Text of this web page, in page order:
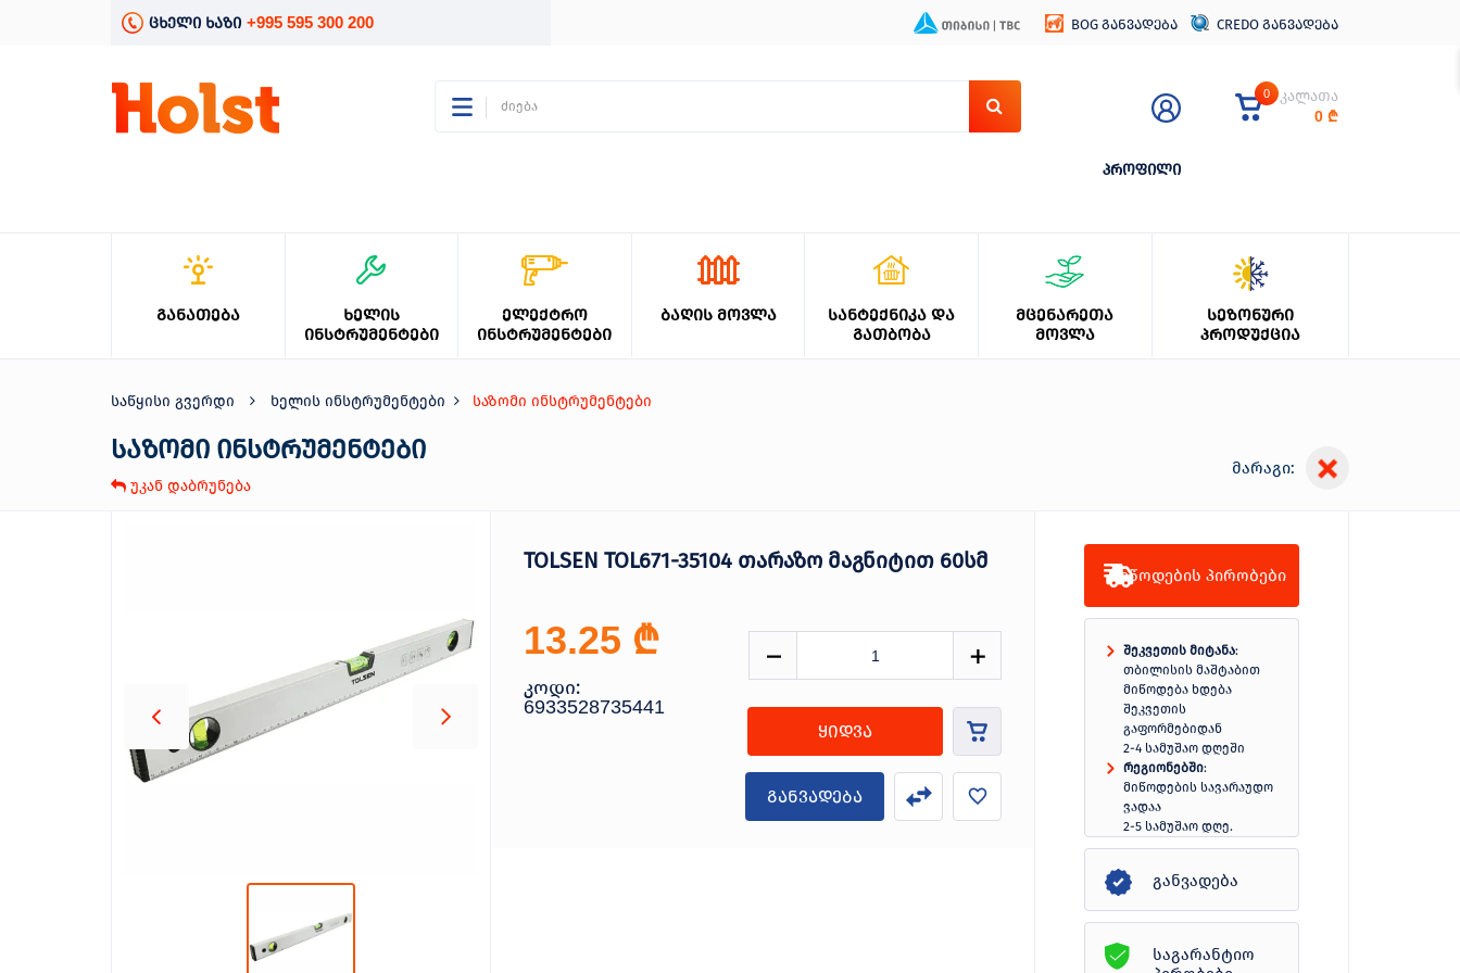
ცხელი ხაზი +995 595 300 200 BOG განვადება CREDO განვადება
პროფილი
0 კალათა
0 ₾
ᲒᲐᲜᲐᲗᲔᲑᲐ
ᲮᲔᲚᲘᲡ
ᲘᲜᲡᲢᲠᲣᲛᲔᲜᲢᲔᲑᲘ
ᲔᲚᲔᲥᲢᲠᲝ
ᲘᲜᲡᲢᲠᲣᲛᲔᲜᲢᲔᲑᲘ
ᲑᲐᲦᲘᲡ ᲛᲝᲕᲚᲐ
ᲡᲐᲜᲢᲔᲥᲜᲘᲙᲐ ᲓᲐ
ᲒᲐᲗᲑᲝᲑᲐ
ᲛᲪᲔᲜᲐᲠᲔᲗᲐ
ᲛᲝᲕᲚᲐ
ᲡᲔᲖᲝᲜᲣᲠᲘ
ᲞᲠᲝᲓᲣᲥᲪᲘᲐ
საწყისი გვერდი ხელის ინსტრუმენტები საზომი ინსტრუმენტები
საზომი ინსტრუმენტები
უკან დაბრუნება
მარაგი:
TOLSEN TOL671-35104 თარაზო მაგნიტით 60სმ
13.25 ₾
კოდი:
6933528735441
ყიდვა
განვადება
მიწოდების პირობები
შეკვეთის მიტანა:
თბილისის მაშტაბით
მიწოდება ხდება
შეკვეთის
გაფორმებიდან
2-4 სამუშაო დღეში
რეგიონებში:
მიწოდების სავარაუდო
ვადაა
2-5 სამუშაო დღე.
განვადება
საგარანტიო
გათბობა
პროდუქცია